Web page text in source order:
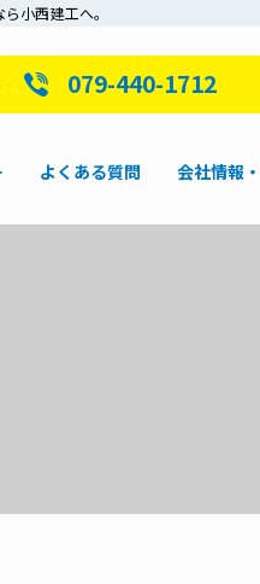
小西建工へ。
079-440-1712
よくある質問 会社情報